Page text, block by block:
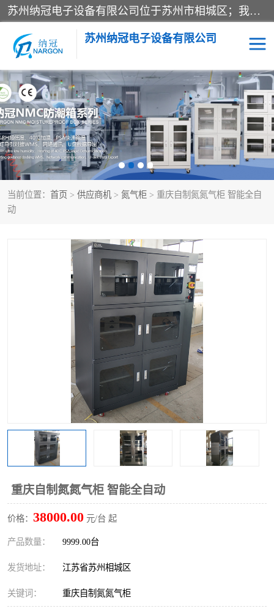
苏州纳冠电子设备有限公司位于苏州市相城区；我司依托国外先进技术结合国内用户的需求，为客户提供具有WMS功能的超低湿快速除湿电子防潮，压缩空气连续干燥柜、智能物料管理氮气储物柜、自制氮氮气柜、防潮氮气组合柜、不锈钢洁净氮气柜、洁净储物柜、石墨舟柜、亮灯导引丝网板存储柜、PCB柔性板气密干燥柜等
苏州纳冠电子设备有限公司
当前位置： 首页 > 供应商机 > 氮气柜 > 重庆自制氮氮气柜 智能全自
动
重庆自制氮氮气柜 智能全自动
价格： 38000.00 元/台 起
产品数量： 9999.00台
发货地址： 江苏省苏州相城区
关键词： 重庆自制氮氮气柜
电子防潮箱 氮气柜
智能料架 干燥箱